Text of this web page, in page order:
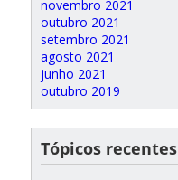
novembro 2021
outubro 2021
setembro 2021
agosto 2021
junho 2021
outubro 2019
Tópicos recentes